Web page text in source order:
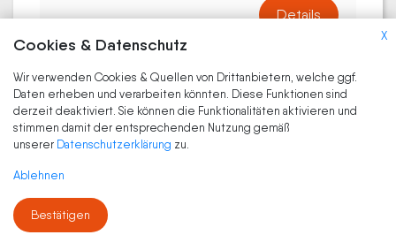
Details
Autoservice Lövenich Auto-
Motorrad-Reifen
Ottostraße 2 - 50859 Köln
X
Cookies & Datenschutz
Wir verwenden Cookies & Quellen von Drittanbietern, welche ggf.
Daten erheben und verarbeiten könnten. Diese Funktionen sind
derzeit deaktiviert. Sie können die Funktionalitäten aktivieren und
stimmen damit der entsprechenden Nutzung gemäß
unserer Datenschutzerklärung zu.
Ablehnen
Bestätigen